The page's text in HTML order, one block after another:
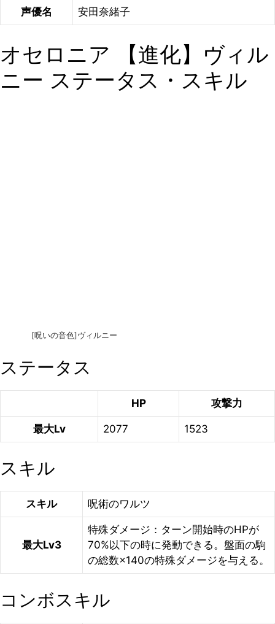
声優名 安田奈緒子
オセロニア 【進化】ヴィル
ニー ステータス・スキル
[呪いの音色]ヴィルニー
ステータス
HP 攻撃力
最大Lv 2077 1523
スキル
スキル 呪術のワルツ
最大Lv3
特殊ダメージ：ターン開始時のHPが
70%以下の時に発動できる。盤面の駒
の総数×140の特殊ダメージを与える。
コンボスキル